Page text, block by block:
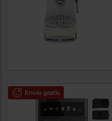
Envío gratis